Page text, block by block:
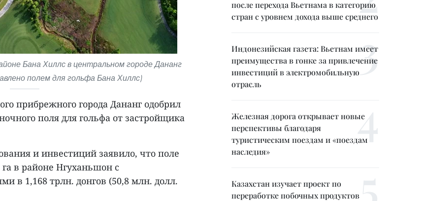
Бана Хиллс в центральном городе Дананг
полем для гольфа Бана Хиллс)
прибрежного города Дананг одобрил
поля для гольфа от застройщика
и инвестиций заявило, что поле
в районе Нгуханьшон с
в 1,168 трлн. донгов (50,8 млн. долл.
после перехода Вьетнама в категорию
стран с уровнем дохода выше среднего
Индонезийская газета: Вьетнам имеет
преимущества в гонке за привлечение
инвестиций в электромобильную
отрасль
Железная дорога открывает новые
перспективы благодаря
туристическим поездам и «поездам
наследия»
Казахстан изучает проект по
переработке побочных продуктов